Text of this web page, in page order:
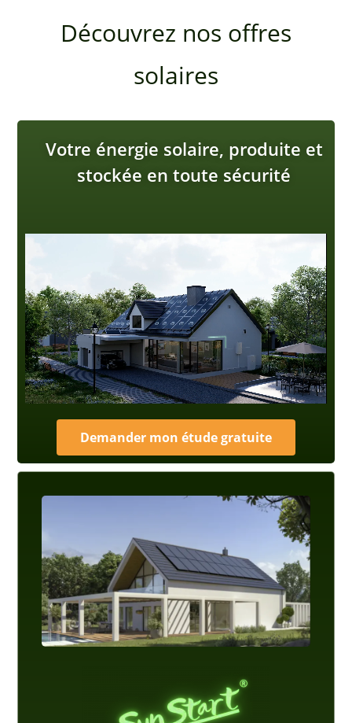
Découvrez nos offres
solaires
Votre énergie solaire, produite et
stockée en toute sécurité
Demander mon étude gratuite